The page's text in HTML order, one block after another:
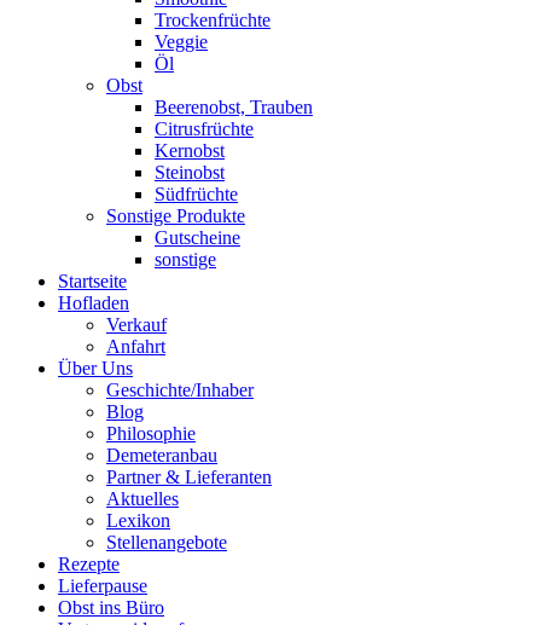
Trockenfrüchte
Veggie
Öl
Obst
Beerenobst, Trauben
Citrusfrüchte
Kernobst
Steinobst
Südfrüchte
Sonstige Produkte
Gutscheine
sonstige
Startseite
Hofladen
Verkauf
Anfahrt
Über Uns
Geschichte/Inhaber
Blog
Philosophie
Demeteranbau
Partner & Lieferanten
Aktuelles
Lexikon
Stellenangebote
Rezepte
Lieferpause
Obst ins Büro